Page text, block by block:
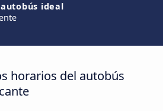
ideal
horarios del autobús